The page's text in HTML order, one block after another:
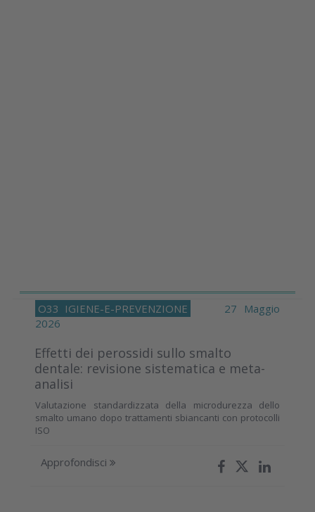
O33 IGIENE-E-PREVENZIONE
27 Maggio
2026
Effetti dei perossidi sullo smalto
dentale: revisione sistematica e meta-
analisi
Valutazione standardizzata della microdurezza dello
smalto umano dopo trattamenti sbiancanti con protocolli
ISO
Approfondisci